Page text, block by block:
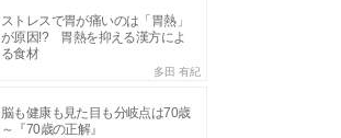
ストレスで胃が痛いのは「胃熱」
が原因!? 胃熱を抑える漢方によ
る食材
多田 有紀
脳も健康も見た目も分岐点は70歳
～『70歳の正解』